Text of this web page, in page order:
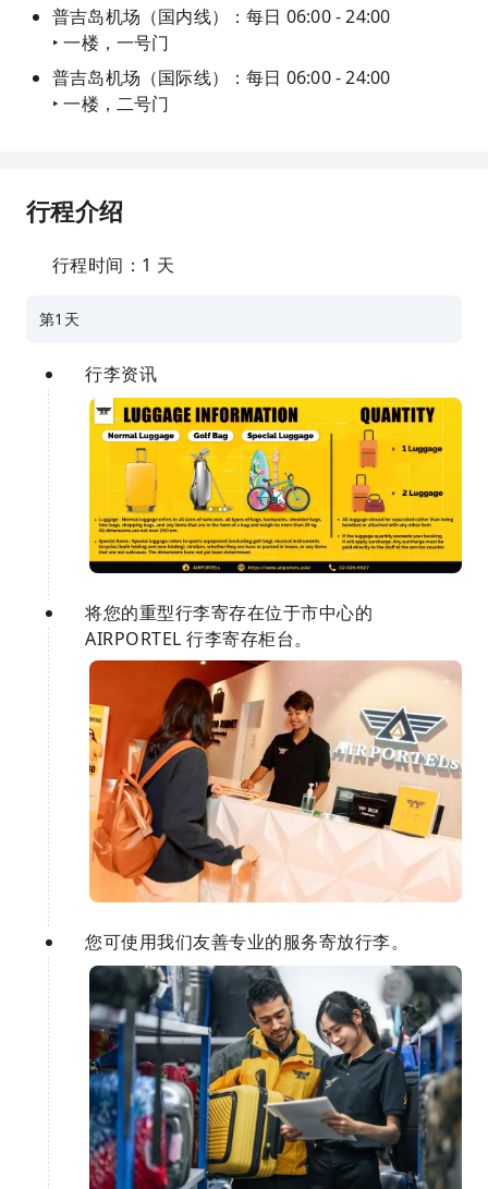
普吉岛机场（国内线）：每日 06:00 - 24:00
‣ 一楼，一号门
普吉岛机场（国际线）：每日 06:00 - 24:00
‣ 一楼，二号门
行程介绍
行程时间：1 天
第1天
行李资讯
将您的重型行李寄存在位于市中心的
AIRPORTEL 行李寄存柜台。
您可使用我们友善专业的服务寄放行李。